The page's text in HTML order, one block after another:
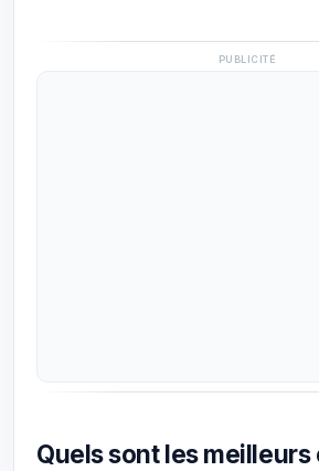
PUBLICITÉ
Quels sont les